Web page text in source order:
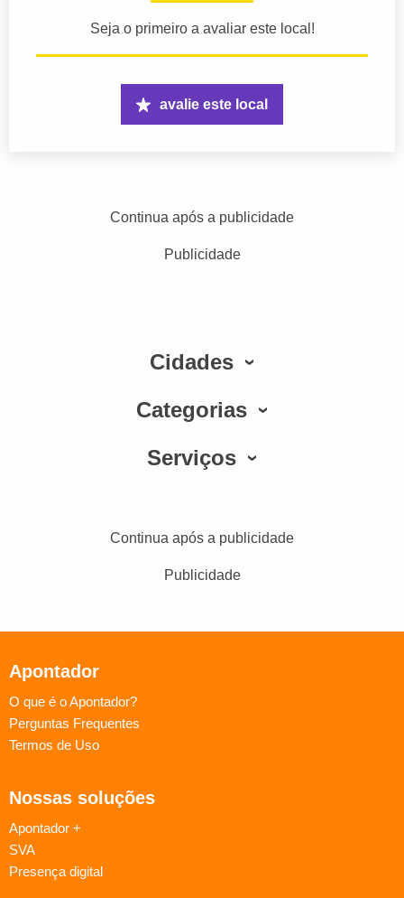
Seja o primeiro a avaliar este local!
avalie este local
Continua após a publicidade
Publicidade
Cidades
Categorias
Serviços
Continua após a publicidade
Publicidade
Apontador
O que é o Apontador?
Perguntas Frequentes
Termos de Uso
Nossas soluções
Apontador +
SVA
Presença digital